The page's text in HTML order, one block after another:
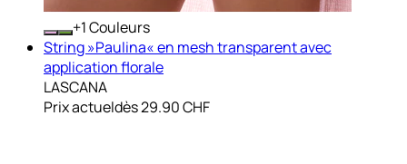
+ Couleurs
String »Paulina« en mesh transparent avec
application florale
LASCANA
Prix actueldès29.90 CHF